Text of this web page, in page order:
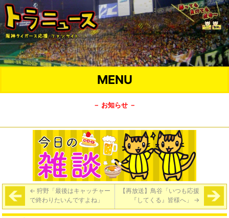
MENU
－ お知らせ －
← 狩野「最後はキャッチャー
で終わりたいんですよね」
【再放送】鳥谷「いつも応援
『してくる』皆様へ」 →